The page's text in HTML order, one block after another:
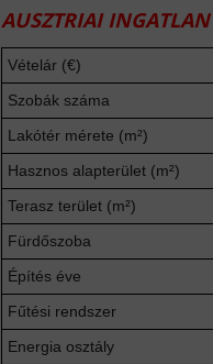
AUSZTRIAI
Vételár (€)
Szobák száma
Lakótér mérete (m²)
Hasznos alapterület (m²)
Terasz terület (m²)
Fürdőszoba
Építés éve
Fűtési rendszer
Energia osztály